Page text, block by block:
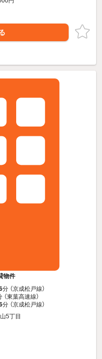
物件
分 （京成松戸線）
（東葉高速線）
分 （京成松戸線）
5丁目